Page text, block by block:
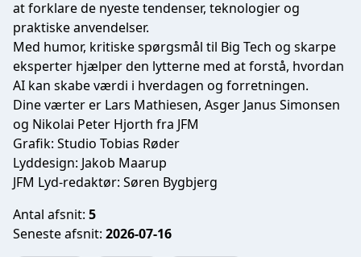
at forklare de nyeste tendenser, teknologier og
praktiske anvendelser.
Med humor, kritiske spørgsmål til Big Tech og skarpe
eksperter hjælper den lytterne med at forstå, hvordan
AI kan skabe værdi i hverdagen og forretningen.
Dine værter er Lars Mathiesen, Asger Janus Simonsen
og Nikolai Peter Hjorth fra JFM
Grafik: Studio Tobias Røder
Lyddesign: Jakob Maarup
JFM Lyd-redaktør: Søren Bygbjerg
Antal afsnit: 5
Seneste afsnit: 2026-07-16